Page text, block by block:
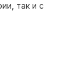
так и с